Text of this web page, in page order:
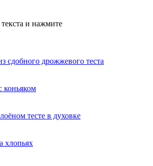
и нажмите
сдобного дрожжевого теста
коньяком
тесте в духовке
хлопьях